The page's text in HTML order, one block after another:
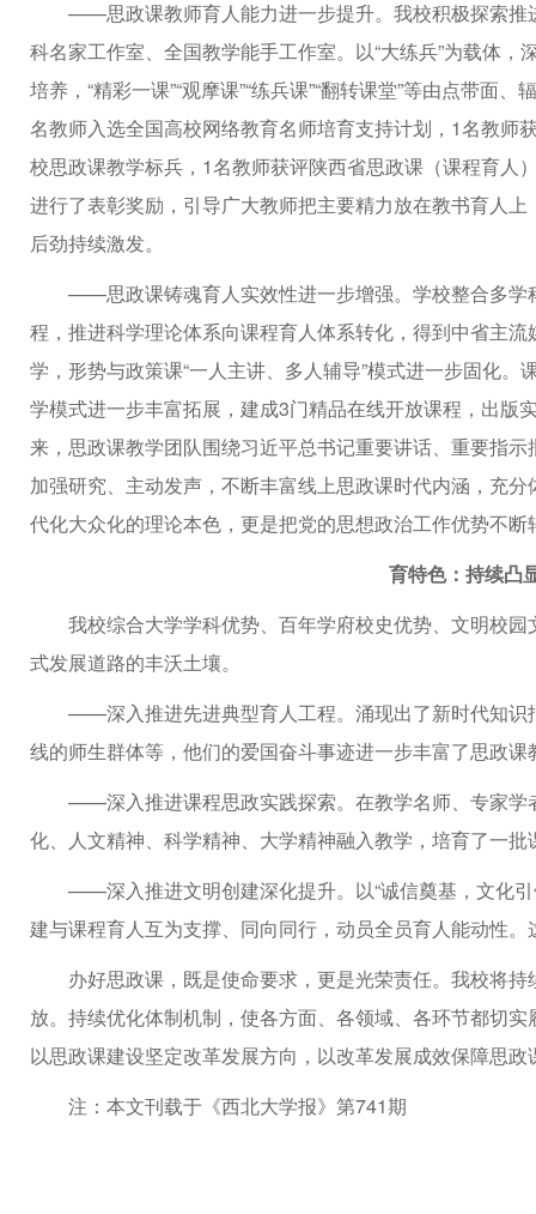
——思政课教师育人能力进一步提升。我校积极探索推
科名家工作室、全国教学能手工作室。以“大练兵”为载体
培养，“精彩一课”“观摩课”“练兵课”“翻转课堂”等由点带面
名教师入选全国高校网络教育名师培育支持计划，1名教师
校思政课教学标兵，1名教师获评陕西省思政课（课程育人
进行了表彰奖励，引导广大教师把主要精力放在教书育人
后劲持续激发。
——思政课铸魂育人实效性进一步增强。学校整合多学
程，推进科学理论体系向课程育人体系转化，得到中省主流
学，形势与政策课“一人主讲、多人辅导”模式进一步固化
学模式进一步丰富拓展，建成3门精品在线开放课程，出版
来，思政课教学团队围绕习近平总书记重要讲话、重要指
加强研究、主动发声，不断丰富线上思政课时代内涵，充
代化大众化的理论本色，更是把党的思想政治工作优势不
育特色：持续凸
我校综合大学学科优势、百年学府校史优势、文明校
式发展道路的丰沃土壤。
——深入推进先进典型育人工程。涌现出了新时代知识
线的师生群体等，他们的爱国奋斗事迹进一步丰富了思政
——深入推进课程思政实践探索。在教学名师、专家学
化、人文精神、科学精神、大学精神融入教学，培育了一
——深入推进文明创建深化提升。以“诚信奠基，文化
建与课程育人互为支撑、同向同行，动员全员育人能动性
办好思政课，既是使命要求，更是光荣责任。我校将
放。持续优化体制机制，使各方面、各领域、各环节都切
以思政课建设坚定改革发展方向，以改革发展成效保障思政
注：本文刊载于《西北大学报》第741期